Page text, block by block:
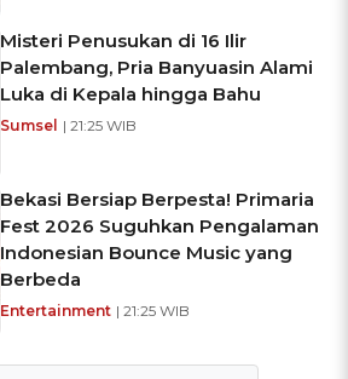
Misteri Penusukan di 16 Ilir
Palembang, Pria Banyuasin Alami
Luka di Kepala hingga Bahu
Sumsel | 21:25 WIB
Bekasi Bersiap Berpesta! Primaria
Fest 2026 Suguhkan Pengalaman
Indonesian Bounce Music yang
Berbeda
Entertainment | 21:25 WIB